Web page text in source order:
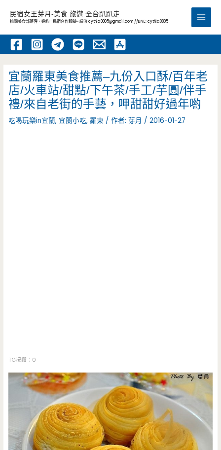
內
民宿女王芽月-美食.旅遊.全台趴趴走
桃園美食部落客，邀約 -民宿合作體驗~ 請洽cythia0805@gmail.com //LINE: cythia0805
Main
宜蘭羅東美食推薦–九份入口酥/百年老
店/火車站/甜點/下午茶/手工/芋圓/伴手
禮/來自老街的手藝，呷甜甜好過年喲
吃喝玩樂in宜蘭, 宜蘭小吃, 羅東 / 作者:芽月 /2016-01-27
TG按讚：0